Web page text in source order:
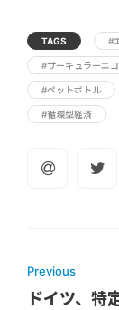
TAGS #
#サーキュラーエ
#ペットボトル
#循環型経済
Previous
ドイツ、特